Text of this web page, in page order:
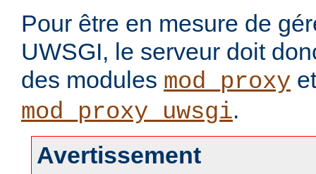
Pour être en mesure de
UWSGI, le serveur doit
des modules mod_proxy et
mod_proxy_uwsgi.
Avertissement